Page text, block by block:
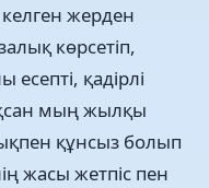
жерден
көрсетіп,
қадірлі
мың жылқы
құнсыз болып
жасы жетпіс пен